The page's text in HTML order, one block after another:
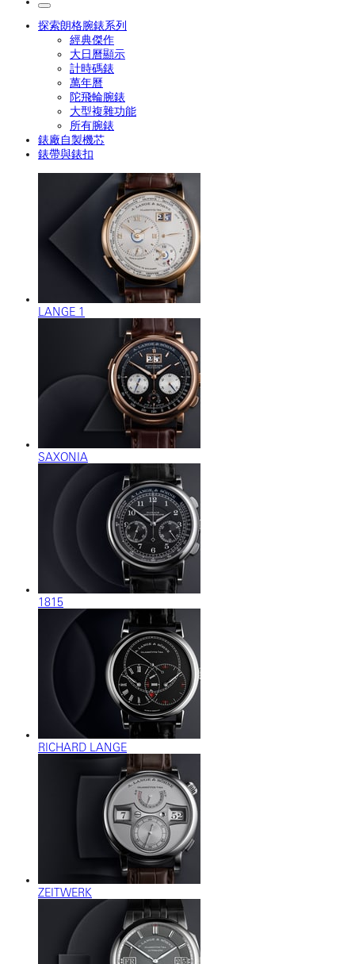
探索朗格腕錶系列
經典傑作
大日曆顯示
計時碼錶
萬年曆
陀飛輪腕錶
大型複雜功能
所有腕錶
錶廠自製機芯
錶帶與錶扣
LANGE 1
SAXONIA
1815
RICHARD LANGE
ZEITWERK